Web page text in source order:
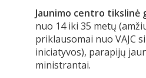
Jaunimo centro tikslinė
nuo 14 iki 35 metų
priklausomai nuo VAJC
iniciatyvos), parapijų
ministrantai.